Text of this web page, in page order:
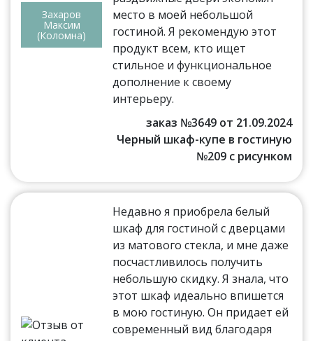
Захаров
Максим
(Коломна)
место в моей небольшой
гостиной. Я рекомендую этот
продукт всем, кто ищет
стильное и функциональное
дополнение к своему
интерьеру.
заказ №3649 от 21.09.2024
Черный шкаф-купе в гостиную
№209 с рисунком
Недавно я приобрела белый
шкаф для гостиной с дверцами
из матового стекла, и мне даже
посчастливилось получить
небольшую скидку. Я знала, что
этот шкаф идеально впишется
в мою гостиную. Он придает ей
современный вид благодаря